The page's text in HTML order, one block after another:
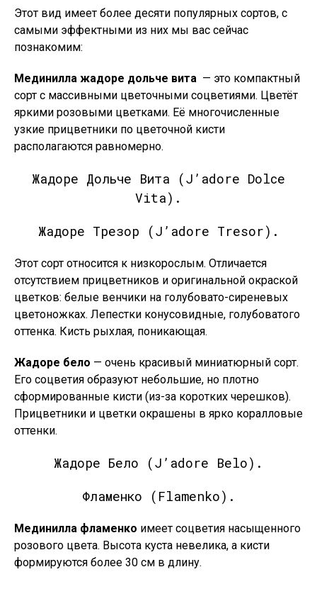
Этот вид имеет более десяти популярных сортов, с
самыми эффектными из них мы вас сейчас
познакомим:
Мединилла жадоре дольче вита — это компактный
сорт с массивными цветочными соцветиями. Цветёт
яркими розовыми цветками. Её многочисленные
узкие прицветники по цветочной кисти
располагаются равномерно.
Жадоре Дольче Вита (J’adore Dolce
Vita).
Жадоре Трезор (J’adore Tresor).
Этот сорт относится к низкорослым. Отличается
отсутствием прицветников и оригинальной окраской
цветков: белые венчики на голубовато-сиреневых
цветоножках. Лепестки конусовидные, голубоватого
оттенка. Кисть рыхлая, поникающая.
Жадоре бело — очень красивый миниатюрный сорт.
Его соцветия образуют небольшие, но плотно
сформированные кисти (из-за коротких черешков).
Прицветники и цветки окрашены в ярко коралловые
оттенки.
Жадоре Бело (J’adore Belo).
Фламенко (Flamenko).
Мединилла фламенко имеет соцветия насыщенного
розового цвета. Высота куста невелика, а кисти
формируются более 30 см в длину.